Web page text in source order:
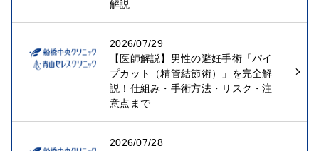
解説
2026/07/29
【医師解説】男性の避妊手術「パイ
プカット（精管結節術）」を完全解
説！仕組み・手術方法・リスク・注
意点まで
2026/07/28